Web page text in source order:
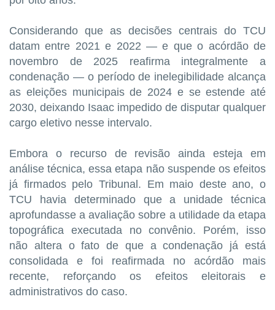
Considerando que as decisões centrais do TCU
datam entre 2021 e 2022 — e que o acórdão de
novembro de 2025 reafirma integralmente a
condenação — o período de inelegibilidade alcança
as eleições municipais de 2024 e se estende até
2030, deixando Isaac impedido de disputar qualquer
cargo eletivo nesse intervalo.
Embora o recurso de revisão ainda esteja em
análise técnica, essa etapa não suspende os efeitos
já firmados pelo Tribunal. Em maio deste ano, o
TCU havia determinado que a unidade técnica
aprofundasse a avaliação sobre a utilidade da etapa
topográfica executada no convênio. Porém, isso
não altera o fato de que a condenação já está
consolidada e foi reafirmada no acórdão mais
recente, reforçando os efeitos eleitorais e
administrativos do caso.